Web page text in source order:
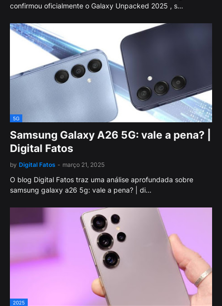
confirmou oficialmente o Galaxy Unpacked 2025 , s…
5G
Samsung Galaxy A26 5G: vale a pena? |
Digital Fatos
by Digital Fatos - março 21, 2025
O blog Digital Fatos traz uma análise aprofundada sobre
samsung galaxy a26 5g: vale a pena? | di…
2025